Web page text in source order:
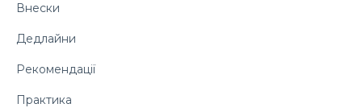
Внески
Дедлайни
Рекомендації
Практика